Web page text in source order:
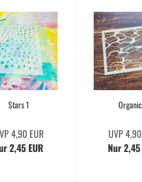
Stars 1
4,90 EUR
2,45 EUR
UVP
Nur 2,45